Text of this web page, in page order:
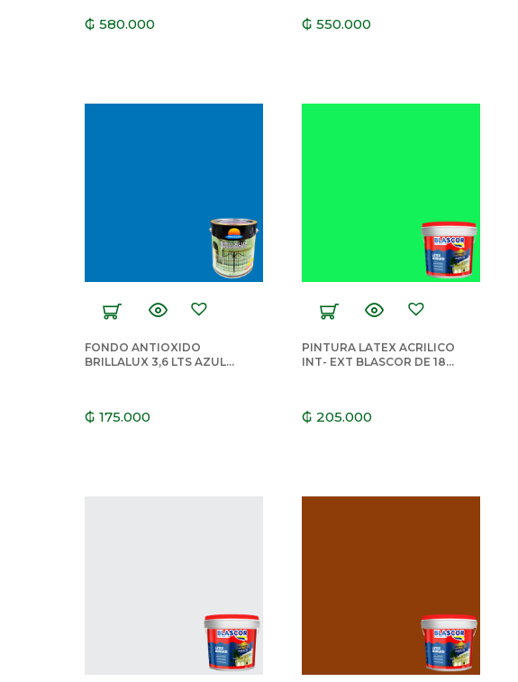
₲ 580.000 ₲ 550.000
FONDO ANTIOXIDO
BRILLALUX 3,6 LTS AZUL
₲ 175.000
PINTURA LATEX ACRILICO
INT- EXT BLASCOR DE 18
₲ 205.000